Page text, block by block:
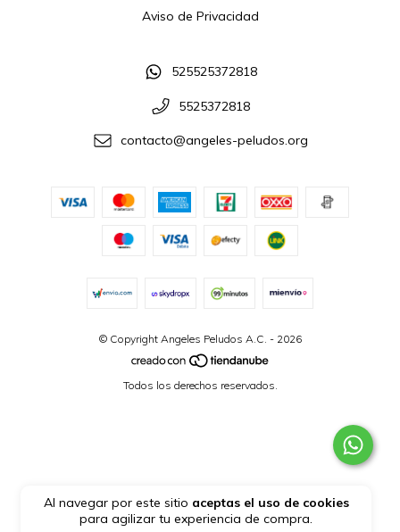
Al navegar por este sitio aceptas el uso de cookies
para agilizar tu experiencia de compra.
Aviso de Privacidad
525525372818
5525372818
contacto@angeles-peludos.org
© Copyright Angeles Peludos A.C. - 2026
Todos los derechos reservados.